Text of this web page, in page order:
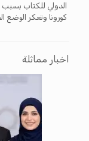
الدولي للكتاب
كورونا وتعكر الوضع
اخبار مماثلة